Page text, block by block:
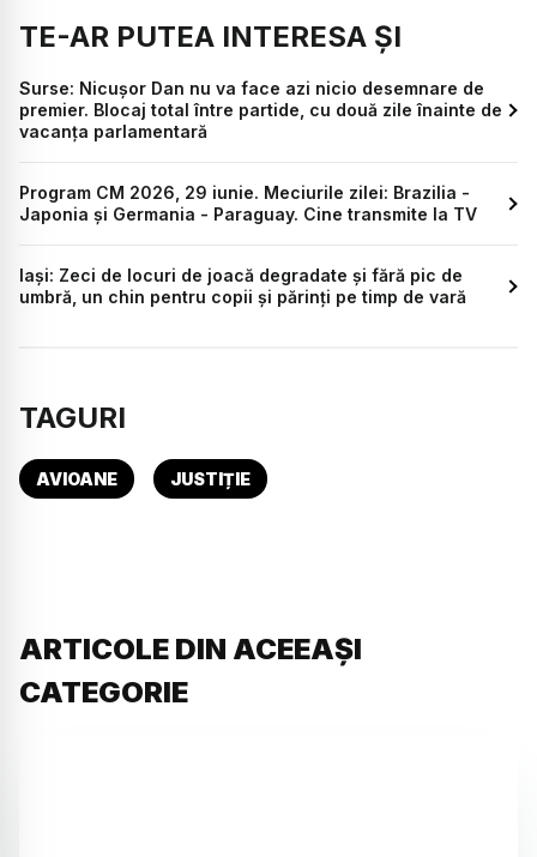
TE-AR PUTEA INTERESA ȘI
Surse: Nicușor Dan nu va face azi nicio desemnare de
premier. Blocaj total între partide, cu două zile înainte de
vacanța parlamentară
Program CM 2026, 29 iunie. Meciurile zilei: Brazilia -
Japonia și Germania - Paraguay. Cine transmite la TV
Iași: Zeci de locuri de joacă degradate și fără pic de
umbră, un chin pentru copii și părinți pe timp de vară
TAGURI
AVIOANE JUSTIȚIE
ARTICOLE DIN ACEEAȘI
CATEGORIE